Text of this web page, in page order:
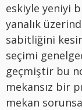
eskiyle yeniyi
yanalık
sabitliğini
seçimi
geçmiştir bu
mekansız bir
mekan